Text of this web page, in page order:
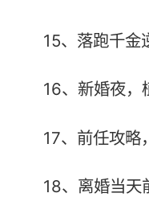
15、落跑千金
16、新婚夜，
17、前任攻略
18、离婚当天